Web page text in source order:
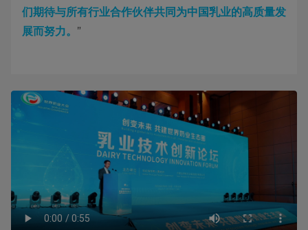
们期待与所有行业合作伙伴共同为中国乳业的高质量发
展而努力。 ”